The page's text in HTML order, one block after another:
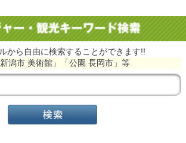
から自由に検索することができます!!
潟市 美術館」「公園 長岡市」等